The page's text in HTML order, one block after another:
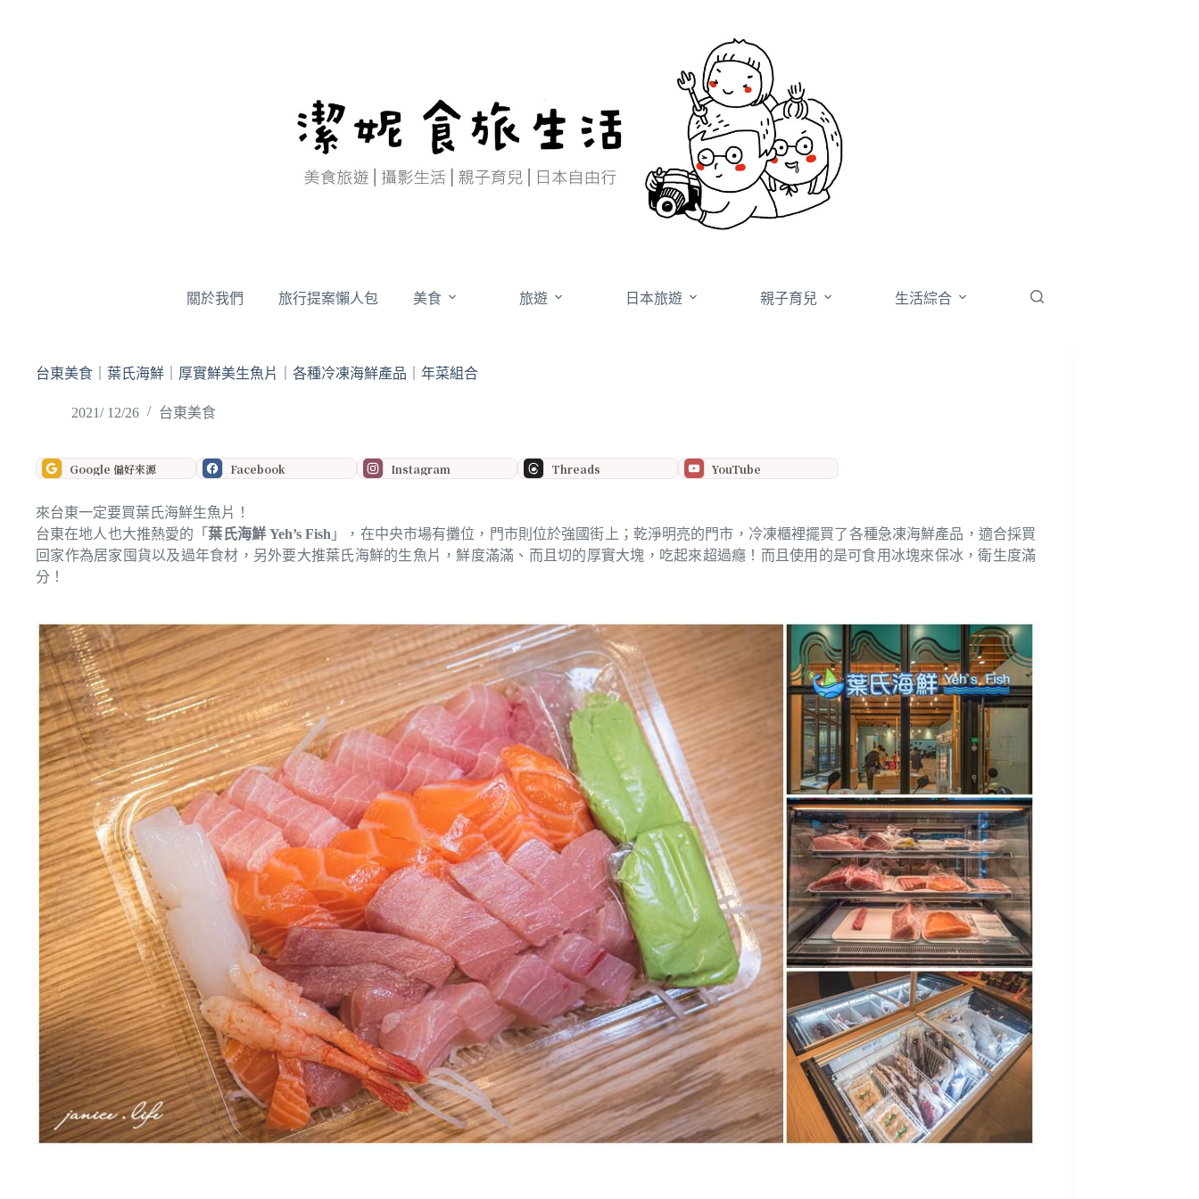
關於我們 旅行提案懶人包 美食 旅遊 日本旅遊 親子育兒 生活綜合
台東美食｜葉氏海鮮｜厚實鮮美生魚片｜各種冷凍海鮮產品｜年菜組合
2021/ 12/26 台東美食
Google 偏好來源 Facebook Instagram Threads YouTube
來台東一定要買葉氏海鮮生魚片！
台東在地人也大推熱愛的「 葉氏海鮮 Yeh’s Fish 」，在中央市場有攤位，門市則位於強國街上；乾淨明亮的門市，冷凍櫃裡擺買了各種急凍海鮮產品，適合採買
回家作為居家囤貨以及過年食材，另外要大推葉氏海鮮的生魚片，鮮度滿滿、而且切的厚實大塊，吃起來超過癮！而且使用的是可食用冰塊來保冰，衛生度滿
分！